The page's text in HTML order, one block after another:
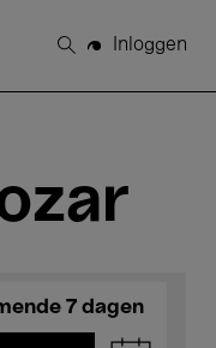
Zoeken
Inloggen
7 dagen